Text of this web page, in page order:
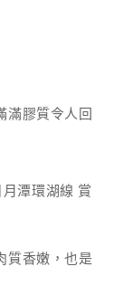
滿膠質令人回
質香嫩，也是